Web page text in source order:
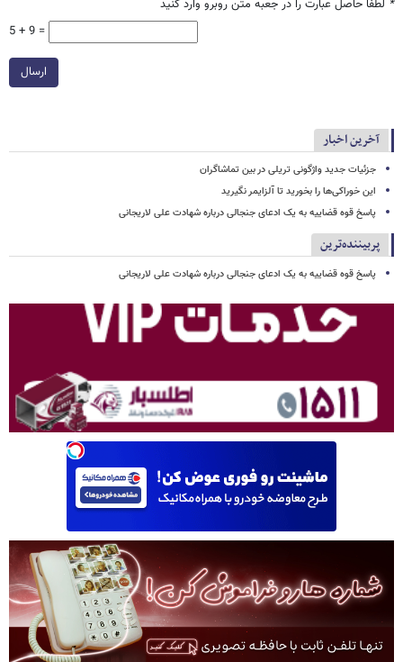
* لطفا حاصل عبارت را در جعبه متن روبرو وارد کنید
5 + 9 =
ارسال
آخرین اخبار
جزئیات جدید واژگونی تریلی در بین تماشاگران
این خوراکی‌ها را بخورید تا آلزایمر نگیرید
پاسخ قوه قضاییه به یک ادعای جنجالی درباره شهادت علی لاریجانی
پربیننده‌ترین
پاسخ قوه قضاییه به یک ادعای جنجالی درباره شهادت علی لاریجانی